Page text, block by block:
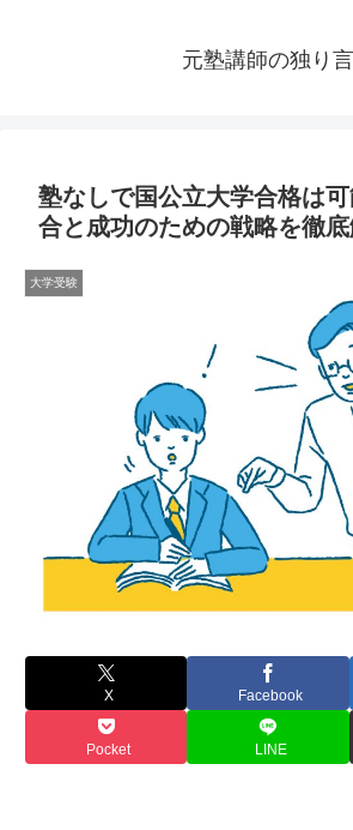
元塾講師の独り言
塾なしで国公立大学合格は
合と成功のための戦略を徹
大学受験
X Facebook
Pocket LINE